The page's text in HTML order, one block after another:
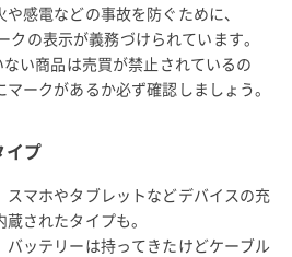
感電などの事故を防ぐために、
の表示が義務づけられています。
い商品は売買が禁止されているの
ークがあるか必ず確認しましょう。
イプ
スマホやタブレットなどデバイスの充
されたタイプも。
バッテリーは持ってきたけどケーブル